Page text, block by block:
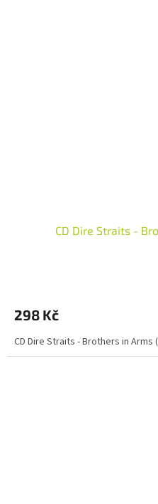
CD Dire Straits -
298 Kč
CD Dire Straits - Brothers in Arms